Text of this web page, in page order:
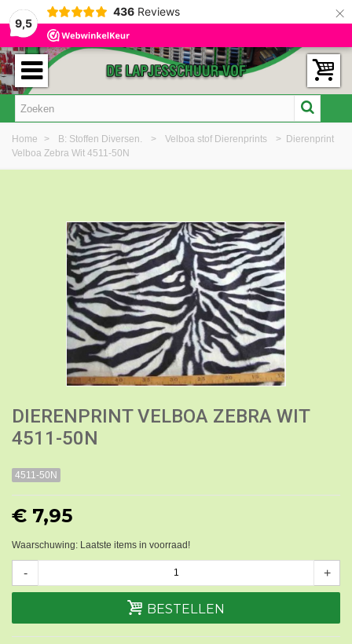
9,5
436 Reviews ×
Home > B: Stoffen Diversen. > Velboa stof Dierenprints > Dierenprint
Velboa Zebra Wit 4511-50N
DIERENPRINT VELBOA ZEBRA WIT
4511-50N
4511-50N
€ 7,95
Waarschuwing: Laatste items in voorraad!
- +
BESTELLEN